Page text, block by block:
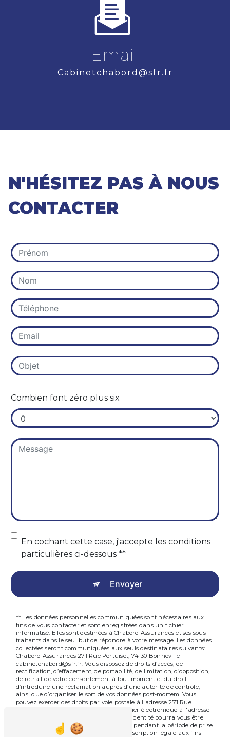
Email
cabinetchabord@sfr.fr
N'HÉSITEZ PAS À NOUS
CONTACTER
Combien font zéro plus six
En cochant cette case, j'accepte les conditions
particulières ci-dessous **
Envoyer
** Les données personnelles communiquées sont nécessaires aux
fins de vous contacter et sont enregistrées dans un fichier
informatisé. Elles sont destinées à Chabord Assurances et ses sous-
traitants dans le seul but de répondre à votre message. Les données
collectées seront communiquées aux seuls destinataires suivants:
Chabord Assurances 271 Rue Pertuiset, 74130 Bonneville
cabinetchabord@sfr.fr. Vous disposez de droits d’accès, de
rectification, d’effacement, de portabilité, de limitation, d’opposition,
de retrait de votre consentement à tout moment et du droit
d’introduire une réclamation auprès d’une autorité de contrôle,
ainsi que d’organiser le sort de vos données post-mortem. Vous
pouvez exercer ces droits par voie postale à l'adresse 271 Rue
Pertuiset, 74130 Bonneville ou par courrier électronique à l'adresse
cabinetchabord@sfr.fr. Un justificatif d'identité pourra vous être
demandé. Nous conservons vos données pendant la période de prise
de contact puis pendant la durée de prescription légale aux fins